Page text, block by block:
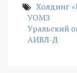
Холдинг
УОМЗ
Уральский
АИВЛ-Д